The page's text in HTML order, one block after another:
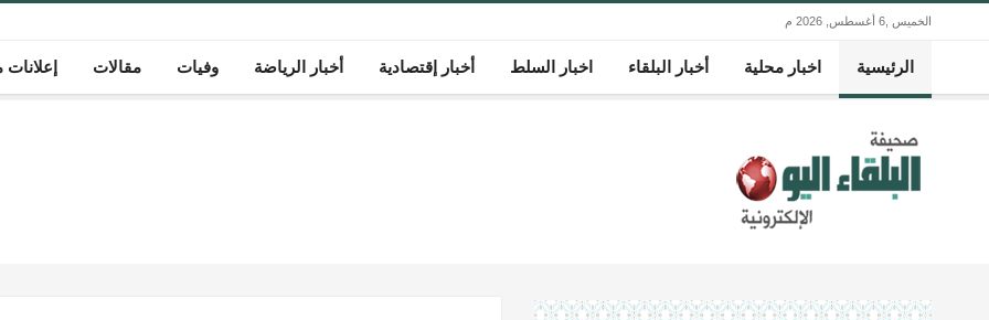
الخميس ,6 أغسطس, 2026 م
الرئيسية اخبار محلية أخبار البلقاء اخبار السلط أخبار إقتصادية أخبار الرياضة وفيات مقالات إعلانات